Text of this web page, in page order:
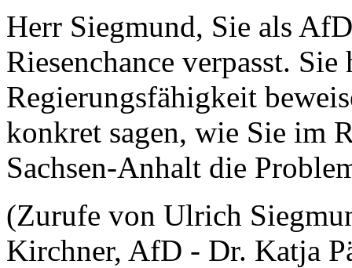
Herr Siegmund, Sie als
Riesenchance verpasst.
Regierungsfähigkeit
konkret sagen, wie Sie im
Sachsen-Anhalt die
(Zurufe von Ulrich
Kirchner, AfD - Dr. Katja